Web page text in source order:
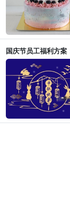
国庆节员工福利方